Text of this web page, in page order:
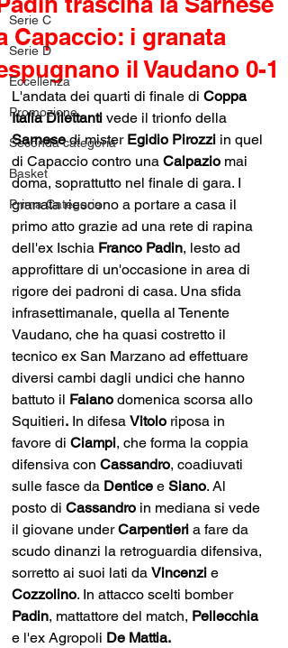
Serie C
Serie D
Eccellenza
Promozione
Seconda categoria
Basket
Prima Categoria
Capaccio: i granata
il Vaudano 0-1
L'andata dei quarti di finale di Coppa
Italia Dilettanti vede il trionfo della
Sarnese di mister Egidio Pirozzi in quel
di Capaccio contro una Calpazio mai
doma, soprattutto nel finale di gara. I
granata riescono a portare a casa il
primo atto grazie ad una rete di rapina
dell'ex Ischia Franco Padin, lesto ad
approfittare di un'occasione in area di
rigore dei padroni di casa. Una sfida
infrasettimanale, quella al Tenente
Vaudano, che ha quasi costretto il
tecnico ex San Marzano ad effettuare
diversi cambi dagli undici che hanno
battuto il Faiano domenica scorsa allo
Squitieri. In difesa Vitolo riposa in
favore di Ciampi, che forma la coppia
difensiva con Cassandro, coadiuvati
sulle fasce da Dentice e Siano. Al
posto di Cassandro in mediana si vede
il giovane under Carpentieri a fare da
scudo dinanzi la retroguardia difensiva,
sorretto ai suoi lati da Vincenzi e
Cozzolino. In attacco scelti bomber
Padin, mattattore del match, Pellecchia
e l'ex Agropoli De Mattia.